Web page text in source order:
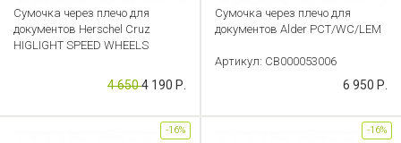
Сумочка через плечо для
документов Herschel Cruz
HIGLIGHT SPEED WHEELS
Артикул: CB000053009
4 6504 190 Р.
Сумочка через плечо для
документов Alder PCT/WC/LEM
Артикул: CB000053006
6 950 Р.
-16% -16%